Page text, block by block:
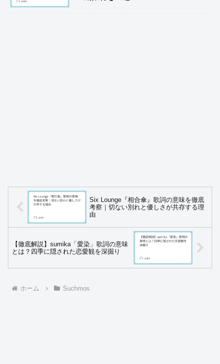
Six Lounge『相合傘』歌詞の意味を徹底
考察｜切ない別れと優しさが共存する理
由
【徹底解説】sumika「愛染」歌詞の意味
とは？四季に隠された恋愛観を深掘り
ホーム Suchmos